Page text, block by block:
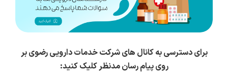
برای دسترسی به کانال های شرکت خدمات دارویی رضوی بر
روی پیام رسان مدنظر کلیک کنید: